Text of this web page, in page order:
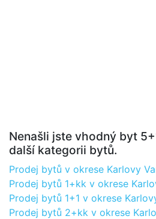
Nenašli jste vhodný byt
další kategorii bytů.
Prodej bytů v okrese Karlovy
Prodej bytů 1+kk v okrese
Prodej bytů 1+1 v okrese
Prodej bytů 2+kk v okrese